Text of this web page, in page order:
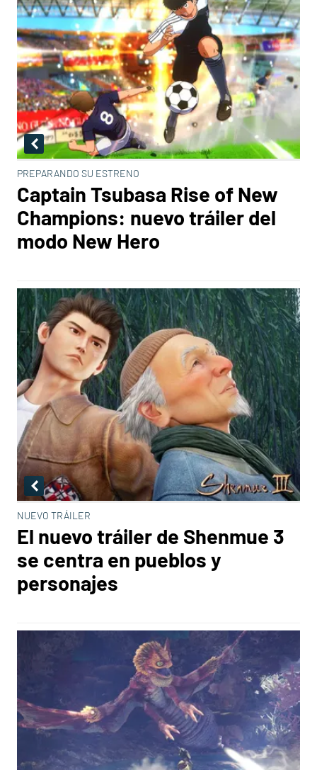
PREPARANDO SU ESTRENO
Captain Tsubasa Rise of New
Champions: nuevo tráiler del
modo New Hero
NUEVO TRÁILER
El nuevo tráiler de Shenmue 3
se centra en pueblos y
personajes